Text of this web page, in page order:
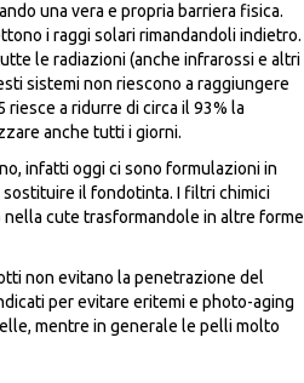
una vera e propria barriera fisica.
i raggi solari rimandandoli indietro.
le radiazioni (anche infrarossi e altri
sistemi non riescono a raggiungere
riesce a ridurre di circa il 93% la
anche tutti i giorni.
infatti oggi ci sono formulazioni in
il fondotinta. I filtri chimici
cute trasformandole in altre forme
non evitano la penetrazione del
per evitare eritemi e photo-aging
mentre in generale le pelli molto